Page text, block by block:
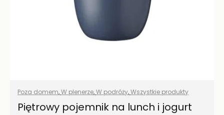
Poza domem,W plenerze,W podróży,Wszystkie produkty
Piętrowy pojemnik na lunch i jogurt